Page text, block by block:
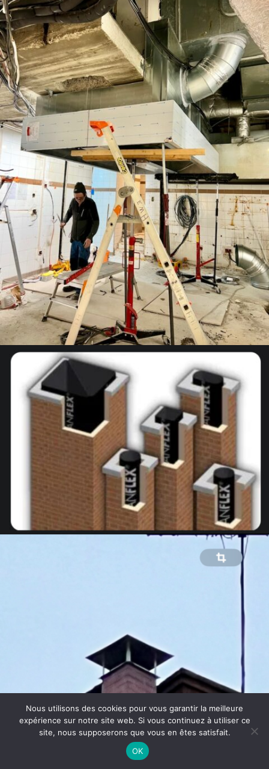
Nous utilisons des cookies pour vous garantir la meilleure
expérience sur notre site web. Si vous continuez à utiliser ce
site, nous supposerons que vous en êtes satisfait.
OK